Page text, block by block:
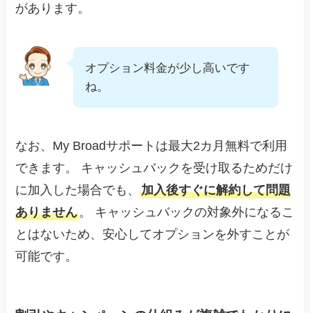
があります。
オプション料金が少し高いです
ね。
なお、My Broadサポートは最大2カ月無料で利用
できます。 キャッシュバックを受け取るためだけ
に加入した場合でも、加入後すぐに解約して問題
ありません。 キャッシュバックの対象外になるこ
とはないため、安心してオプションを外すことが
可能です。